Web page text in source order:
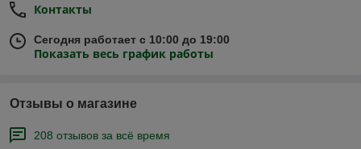
Контакты
Сегодня работает с 10:00 до 19:00
Показать весь график работы
Отзывы о магазине
208 отзывов за всё время